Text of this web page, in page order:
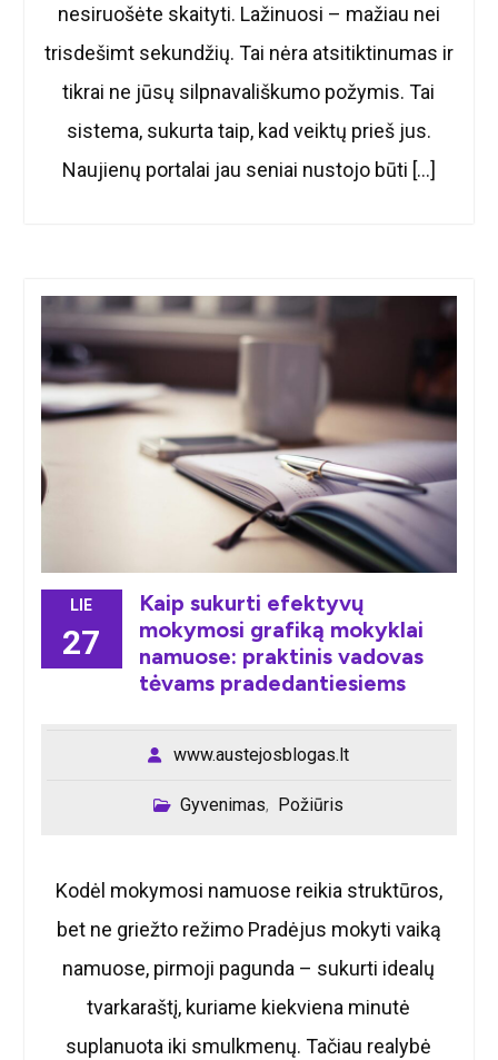
nesiruošėte skaityti. Lažinuosi – mažiau nei
trisdešimt sekundžių. Tai nėra atsitiktinumas ir
tikrai ne jūsų silpnavališkumo požymis. Tai
sistema, sukurta taip, kad veiktų prieš jus.
Naujienų portalai jau seniai nustojo būti […]
LIE
27
Kaip sukurti efektyvų
mokymosi grafiką mokyklai
namuose: praktinis vadovas
tėvams pradedantiesiems
www.austejosblogas.lt
Gyvenimas, Požiūris
Kodėl mokymosi namuose reikia struktūros,
bet ne griežto režimo Pradėjus mokyti vaiką
namuose, pirmoji pagunda – sukurti idealų
tvarkaraštį, kuriame kiekviena minutė
suplanuota iki smulkmenų. Tačiau realybė